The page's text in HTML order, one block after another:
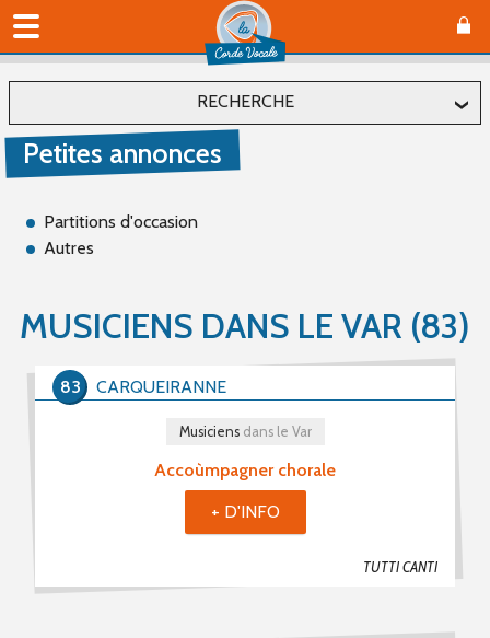
RECHERCHE
Localiser
Affiner
Offre (3)
Petites annonces
Partitions d'occasion
Autres
MUSICIENS DANS LE VAR (83)
Accoùmpagner chorale
TUTTI CANTI
Musiciensdans le Var
CARQUEIRANNE
83
+ D'INFO